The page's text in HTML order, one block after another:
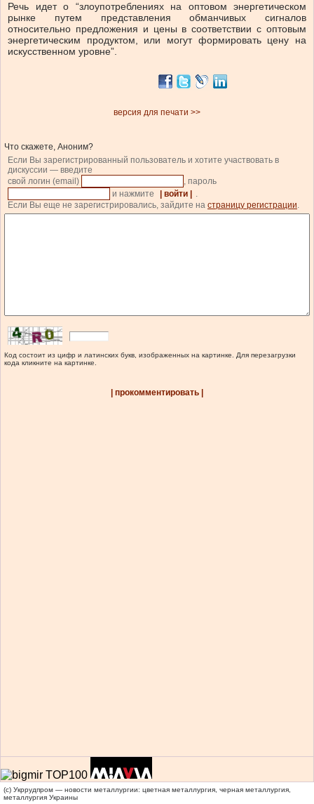
Речь идет о “злоупотреблениях на оптовом энергетическом
рынке путем представления обманчивых сигналов
относительно предложения и цены в соответствии с оптовым
энергетическим продуктом, или могут формировать цену на
искусственном уровне”.
версия для печати >>
Что скажете, Аноним?
Если Вы зарегистрированный пользователь и хотите участвовать в
дискуссии — введите
свой логин (email)
, пароль
и нажмите
| войти |
.
Если Вы еще не зарегистрировались, зайдите на страницу регистрации.
Код состоит из цифр и латинских букв, изображенных на картинке. Для перезагрузки
кода кликните на картинке.
| прокомментировать |
(c) Укррудпром — новости металлургии: цветная металлургия, черная металлургия,
металлургия Украины